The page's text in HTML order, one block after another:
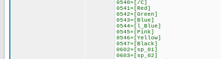
0540=[/C]
0541=[Red]
0542=[Green]
0543=[Blue]
0544=[l_Blue]
0545=[Pink]
0546=[Yellow]
0547=[Black]
0602=[sp_01]
0603=[sp_02]